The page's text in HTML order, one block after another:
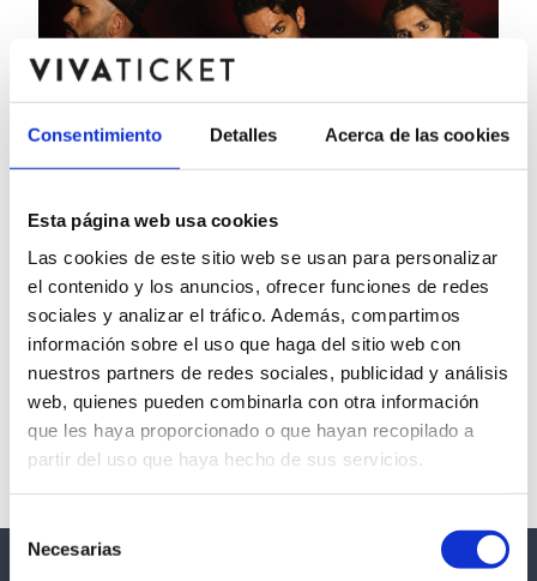
Consentimiento Detalles Acerca de las cookies
Esta página web usa cookies
Las cookies de este sitio web se usan para personalizar
el contenido y los anuncios, ofrecer funciones de redes
sociales y analizar el tráfico. Además, compartimos
información sobre el uso que haga del sitio web con
nuestros partners de redes sociales, publicidad y análisis
web, quienes pueden combinarla con otra información
que les haya proporcionado o que hayan recopilado a
partir del uso que haya hecho de sus servicios.
Selección
Necesarias
SILOÉ GIRA VIBRA MAHOU
- Varias Ciudades
Descripción
GIRA SILOÉ